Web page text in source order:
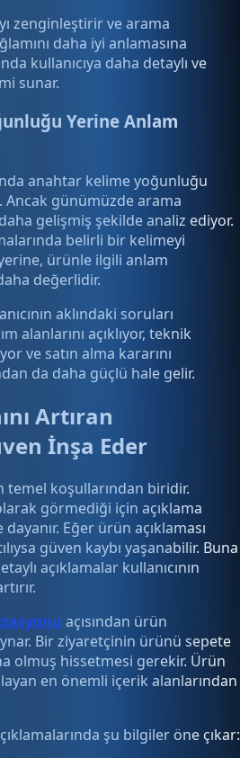
zenginleştirir ve arama
daha iyi anlamasına
kullanıcıya daha detaylı ve
sunar.
Yerine Anlam
anahtar kelime yoğunluğu
Ancak günümüzde arama
gelişmiş şekilde analiz ediyor.
belirli bir kelimeyi
ürünle ilgili anlam
değerlidir.
aklındaki soruları
alanlarını açıklıyor, teknik
ve satın alma kararını
da daha güçlü hale gelir.
Artıran
İnşa Eder
temel koşullarından biridir.
görmediği için açıklama
Eğer ürün açıklaması
güven kaybı yaşanabilir. Buna
açıklamalar kullanıcının
açısından ürün
Bir ziyaretçinin ürünü sepete
olmuş hissetmesi gerekir. Ürün
en önemli içerik alanlarından
şu bilgiler öne çıkar: